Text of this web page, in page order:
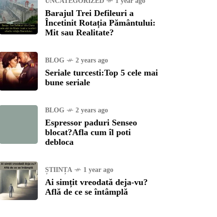
Barajul Trei Defileuri a
Încetinit Rotația Pământului:
Mit sau Realitate?
BLOG 2 years ago
Seriale turcesti:Top 5 cele mai
bune seriale
BLOG 2 years ago
Espressor paduri Senseo
blocat?Afla cum îl poti
debloca
ȘTIINȚA 1 year ago
Ai simțit vreodată deja-vu?
Află de ce se întâmplă